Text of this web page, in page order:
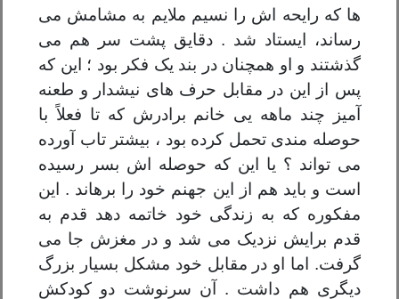
ها که رایحه اش را نسیم ملایم به مشامش می
رساند، ایستاد شد . دقایق پشت سر هم می
گذشتند و او همچنان در بند یک فکر بود ؛ این که
پس از این در مقابل حرف های نیشدار و طعنه
آمیز چند ماهه یی خانم برادرش که تا فعلاً با
حوصله مندی تحمل کرده بود ، بیشتر تاب آورده
می تواند ؟ یا این که حوصله اش بسر رسیده
است و باید هم از این جهنم خود را برهاند . این
مفکوره که به زندگی خود خاتمه دهد قدم به
قدم برایش نزدیک می شد و در مغزش جا می
گرفت. اما او در مقابل خود مشکل بسیار بزرگ
دیگری هم داشت . آن سرنوشت دو کودکش